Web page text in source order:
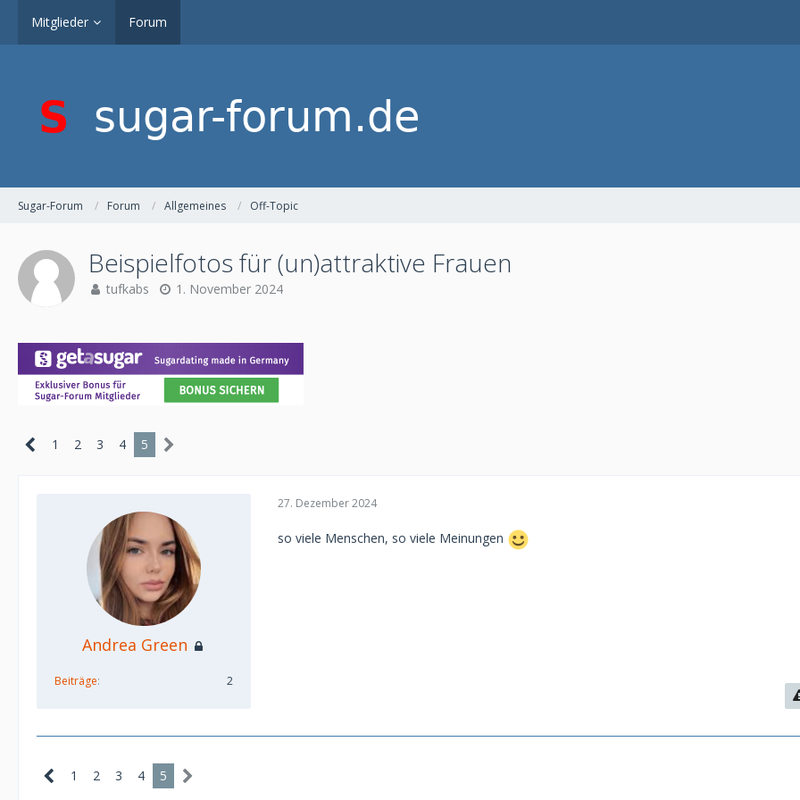
Mitglieder Forum
Sugar-Forum Forum Allgemeines Off-Topic
Beispielfotos für (un)attraktive Frauen
tufkabs 1. November 2024
1 2 3 4 5
Andrea Green
Beiträge 2
27. Dezember 2024
so viele Menschen, so viele Meinungen
1 2 3 4 5